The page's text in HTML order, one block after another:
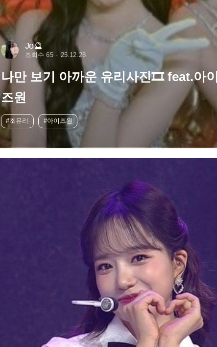
Jo🔮
조회수 65 25.12.28
나만 보기 아까운 유리사진🎞️ feat.아이
즈원
#조유리 #아이즈원